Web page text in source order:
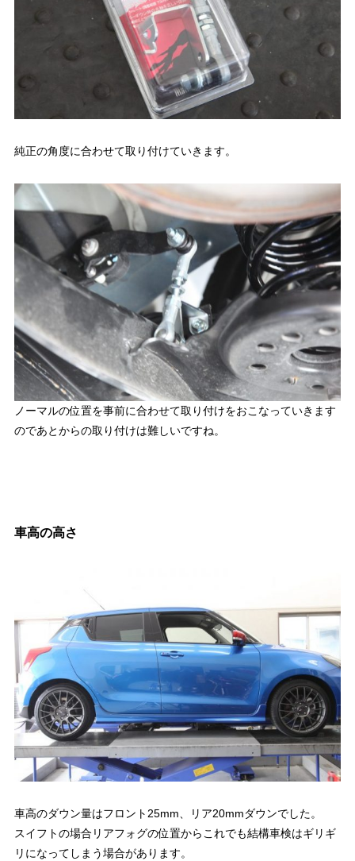
純正の角度に合わせて取り付けていきます。
ノーマルの位置を事前に合わせて取り付けをおこなっていきます
のであとからの取り付けは難しいですね。
車高の高さ
車高のダウン量はフロント25mm、リア20mmダウンでした。
スイフトの場合リアフォグの位置からこれでも結構車検はギリギ
リになってしまう場合があります。